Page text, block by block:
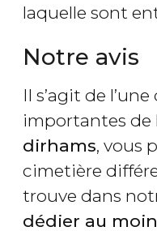
laquelle sont
Notre avis
Il s’agit de
importantes de
dirhams, vous
cimetière
trouve dans
dédier au